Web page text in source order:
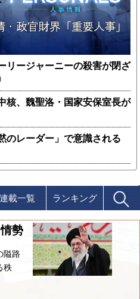
リージャーニーの殺害が閉ざ
核、魏聖洛・国家安保室長が
のレーダー」で意識される
連載一覧 ランキング
勢
隘路
秩